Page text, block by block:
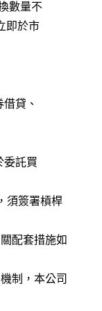
換數量不
立即於市
借貸、
於委託買
，須簽署槓桿
關配套措施如
機制，本公司